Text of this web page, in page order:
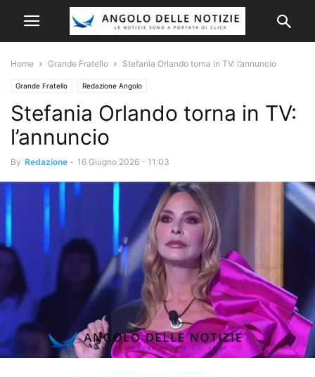
Home Grande Fratello Stefania Orlando torna in TV: l’annuncio
Grande Fratello Redazione Angolo
Stefania Orlando torna in TV:
l’annuncio
By Redazione - 16 Giugno 2026 - 11:03